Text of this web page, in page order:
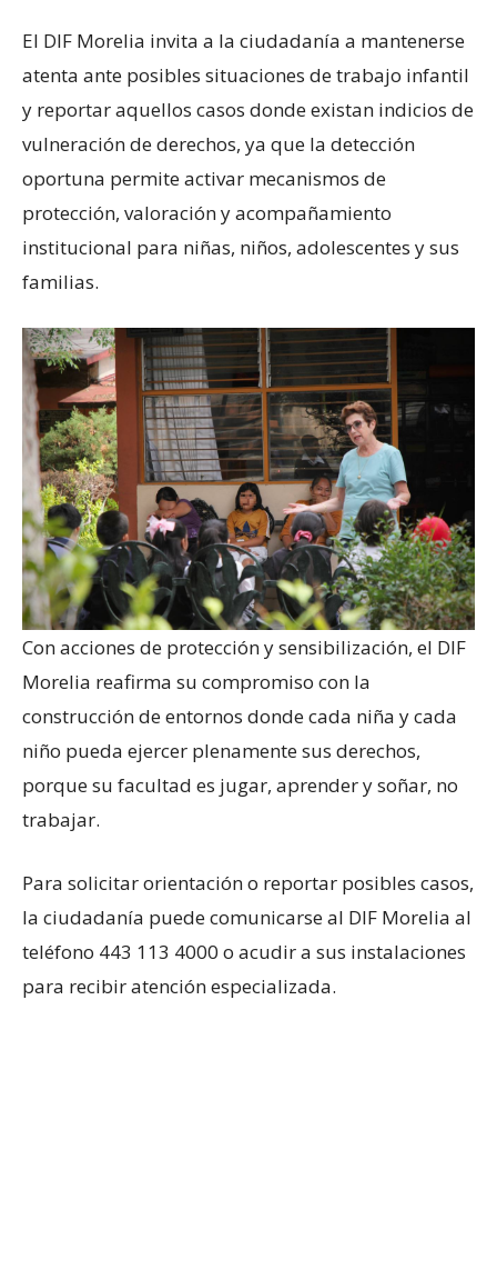
El DIF Morelia invita a la ciudadanía a mantenerse
atenta ante posibles situaciones de trabajo infantil
y reportar aquellos casos donde existan indicios de
vulneración de derechos, ya que la detección
oportuna permite activar mecanismos de
protección, valoración y acompañamiento
institucional para niñas, niños, adolescentes y sus
familias.
Con acciones de protección y sensibilización, el DIF
Morelia reafirma su compromiso con la
construcción de entornos donde cada niña y cada
niño pueda ejercer plenamente sus derechos,
porque su facultad es jugar, aprender y soñar, no
trabajar.
Para solicitar orientación o reportar posibles casos,
la ciudadanía puede comunicarse al DIF Morelia al
teléfono 443 113 4000 o acudir a sus instalaciones
para recibir atención especializada.